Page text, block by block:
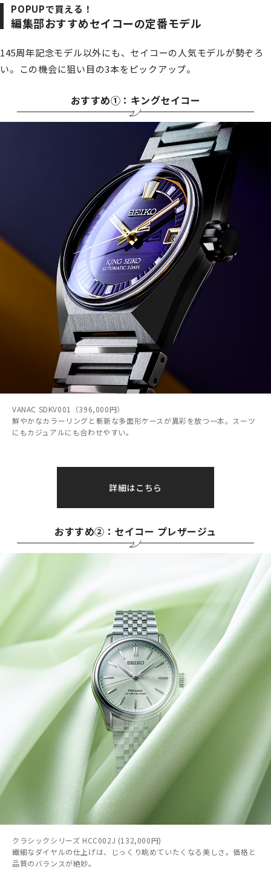
POPUPで買える！
編集部おすすめセイコーの定番モデル
145周年記念モデル以外にも、セイコーの人気モデルが勢ぞろ
い。この機会に狙い目の3本をピックアップ。
おすすめ①：キングセイコー
VANAC SDKV001（396,000円）
鮮やかなカラーリングと斬新な多面形ケースが異彩を放つ一本。スーツ
にもカジュアルにも合わせやすい。
詳細はこちら
おすすめ②：セイコー プレザージュ
クラシックシリーズ HCC002J (132,000円)
繊細なダイヤルの仕上げは、じっくり眺めていたくなる美しさ。価格と
品質のバランスが絶妙。